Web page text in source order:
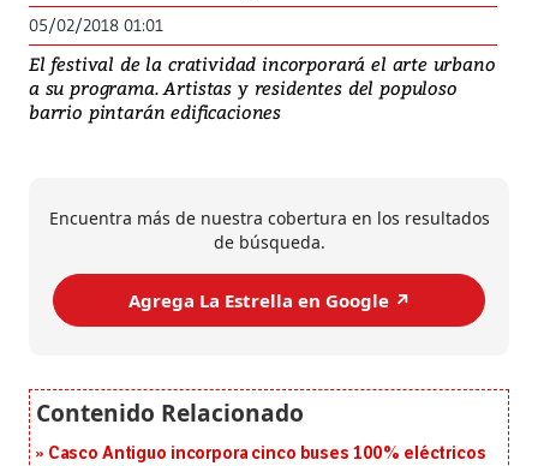
05/02/2018 01:01
El festival de la cratividad incorporará el arte urbano
a su programa. Artistas y residentes del populoso
barrio pintarán edificaciones
Encuentra más de nuestra cobertura en los resultados
de búsqueda.
Agrega La Estrella en Google ↗️
Casco Antiguo incorpora cinco buses 100% eléctricos